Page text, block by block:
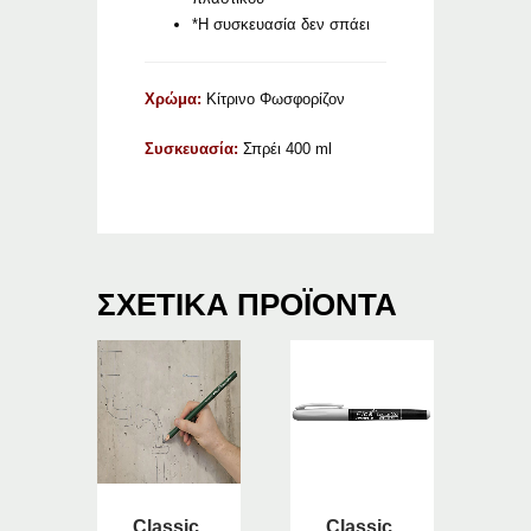
*Η συσκευασία δεν σπάει
Χρώμα: Κίτρινο Φωσφορίζον
Συσκευασία: Σπρέι 400 ml
ΣΧΕΤΙΚΆ ΠΡΟΪΌΝΤΑ
Classic
Classic